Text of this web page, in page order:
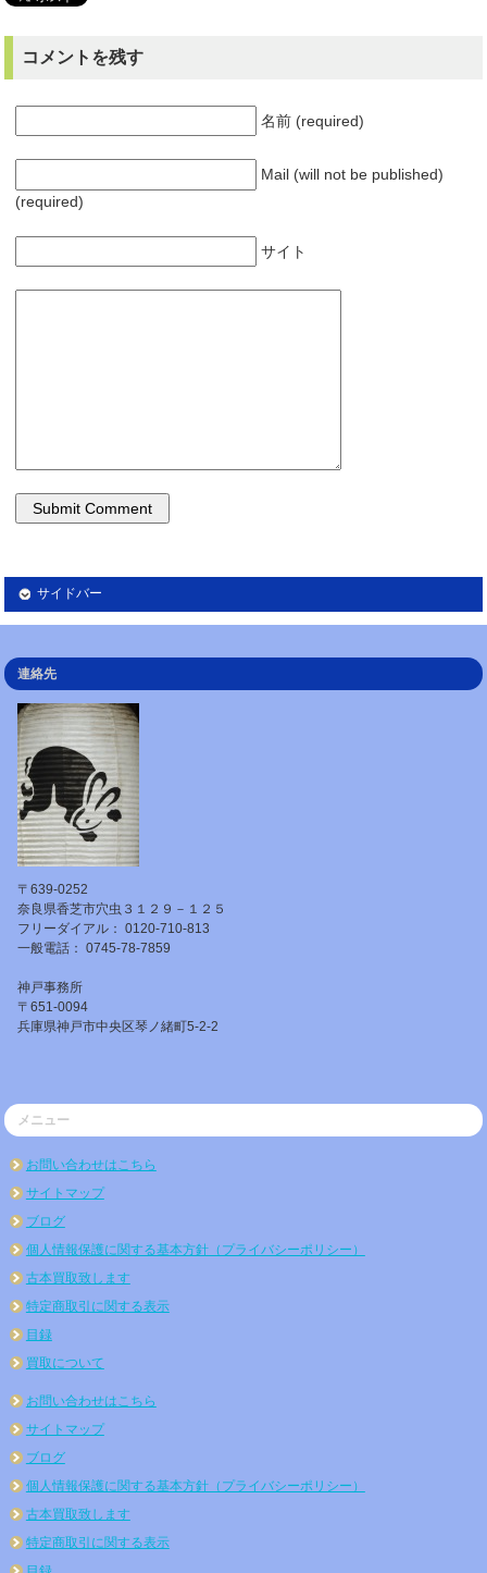
コメントを残す
名前 (required)
Mail (will not be published)
(required)
サイト
サイドバー
連絡先
〒639-0252
奈良県香芝市穴虫３１２９－１２５
フリーダイアル： 0120-710-813
一般電話： 0745-78-7859
神戸事務所
〒651-0094
兵庫県神戸市中央区琴ノ緒町5-2-2
メニュー
お問い合わせはこちら
サイトマップ
ブログ
個人情報保護に関する基本方針（プライバシーポリシー）
古本買取致します
特定商取引に関する表示
目録
買取について
お問い合わせはこちら
サイトマップ
ブログ
個人情報保護に関する基本方針（プライバシーポリシー）
古本買取致します
特定商取引に関する表示